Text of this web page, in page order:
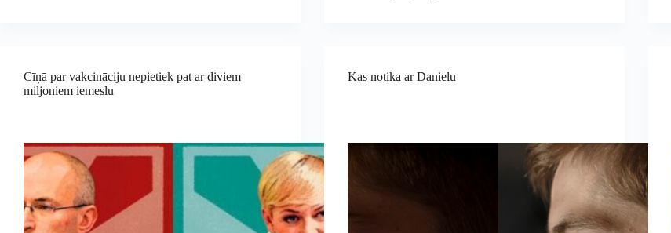
Cīņā par vakcināciju nepietiek pat ar diviem
miljoniem iemeslu
Kas notika ar Danielu